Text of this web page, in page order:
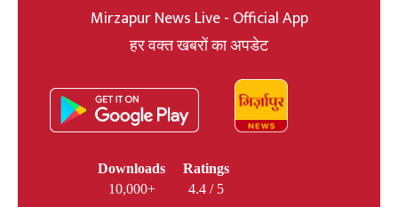
Mirzapur News Live - Official App
हर वक्त खबरों का अपडेट
Downloads
10,000+
Ratings
4.4 / 5